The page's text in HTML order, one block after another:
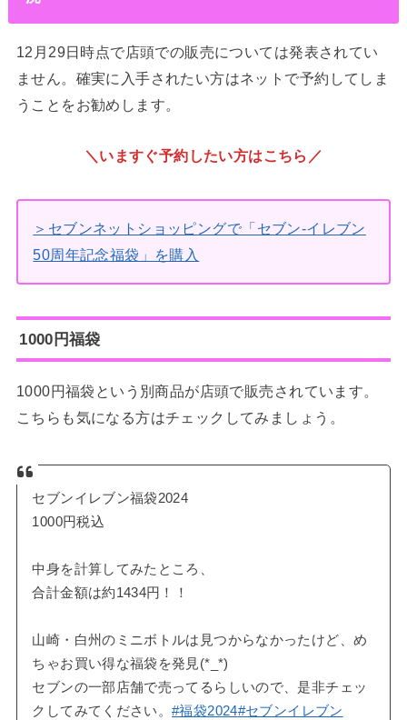
12月29日時点で店頭での販売については発表されてい
ません。確実に入手されたい方はネットで予約してしま
うことをお勧めします。
＼いますぐ予約したい方はこちら／
＞セブンネットショッピングで「セブン‐イレブン
50周年記念福袋」を購入
1000円福袋
1000円福袋という別商品が店頭で販売されています。
こちらも気になる方はチェックしてみましょう。
セブンイレブン福袋2024
1000円税込
中身を計算してみたところ、
合計金額は約1434円！！
山崎・白州のミニボトルは見つからなかったけど、め
ちゃお買い得な福袋を発見(*_*)
セブンの一部店舗で売ってるらしいので、是非チェッ
クしてみてください。#福袋2024#セブンイレブン